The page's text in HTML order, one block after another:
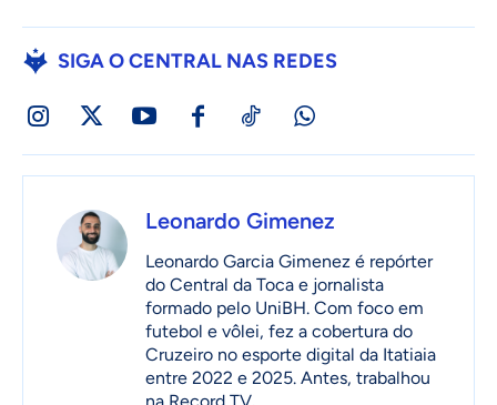
SIGA O CENTRAL NAS REDES
Leonardo Gimenez
Leonardo Garcia Gimenez é repórter
do Central da Toca e jornalista
formado pelo UniBH. Com foco em
futebol e vôlei, fez a cobertura do
Cruzeiro no esporte digital da Itatiaia
entre 2022 e 2025. Antes, trabalhou
na Record TV.